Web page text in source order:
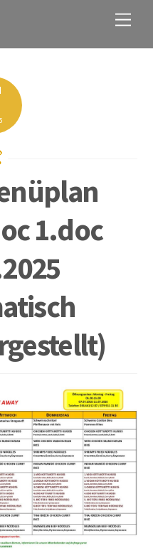
M
e
1.doc